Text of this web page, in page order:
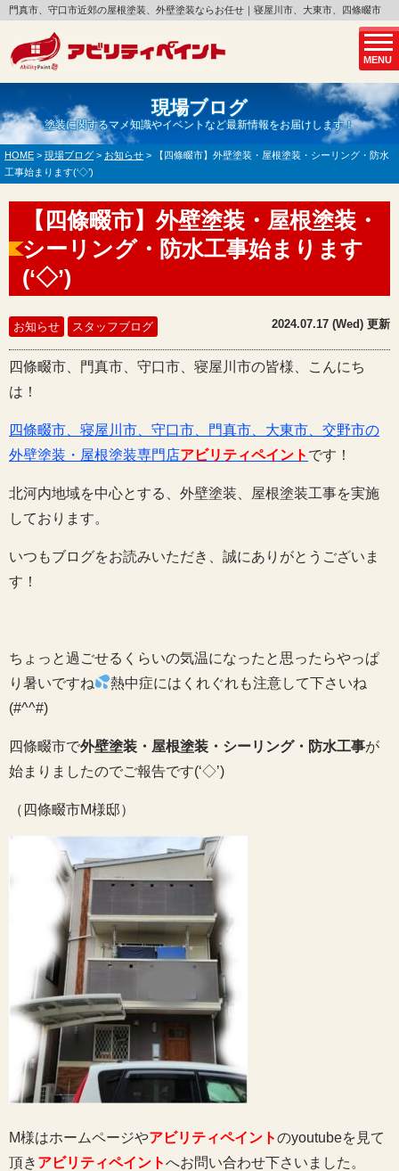
MENU
門真市、守口市近郊の屋根塗装、外壁塗装ならお任せ｜寝屋川市、大東市、四條畷市
現場ブログ
塗装に関するマメ知識やイベントなど最新情報をお届けします！
HOME > 現場ブログ > お知らせ >
【四條畷市】外壁塗装・屋根塗装・シーリング・防水
工事始まります(‘◇’)ゞ
【四條畷市】外壁塗装・屋根塗装・
シーリング・防水工事始まります
(‘◇’)ゞ
お知らせ スタッフブログ 2024.07.17 (Wed) 更新
四條畷市、門真市、守口市、寝屋川市の皆様、こんにち
は！
四條畷市、寝屋川市、守口市、門真市、大東市、交野市の
外壁塗装・屋根塗装専門店アビリティペイント です！
北河内地域を中心とする、外壁塗装、屋根塗装工事を実施
しております。
いつもブログをお読みいただき、誠にありがとうございま
す！
ちょっと過ごせるくらいの気温になったと思ったらやっぱ
り暑いですね
熱中症にはくれぐれも注意して下さいね
(#^^#)
四條畷市で外壁塗装・屋根塗装・シーリング・防水工事が
始まりましたのでご報告です(‘◇’)ゞ
（四條畷市M様邸）
M様はホームページやアビリティペイントのyoutubeを見て
頂き アビリティペイントへお問い合わせ下さいました。